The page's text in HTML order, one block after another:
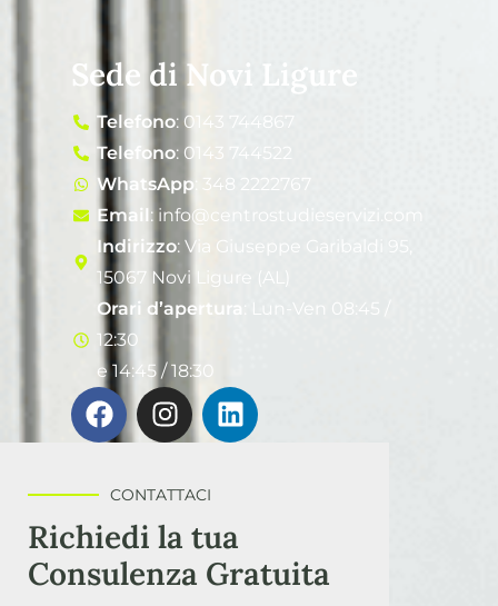
Sede di Novi Ligure
Telefono: 0143 744867
Telefono: 0143 744522
WhatsApp : 348 2222767
Email: info@centrostudieservizi.com
Indirizzo: Via Giuseppe Garibaldi 95,
15067 Novi Ligure (AL)
Orari d’apertura : Lun-Ven 08:45 /
12:30
e 14:45 / 18:30
CONTATTACI
Richiedi la tua
Consulenza Gratuita